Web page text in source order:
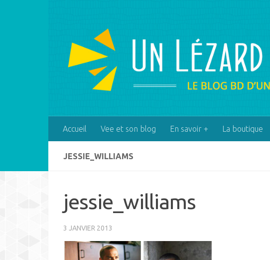
Accueil Vee et son blog En savoir + La boutique
JESSIE_WILLIAMS
jessie_williams
3 JANVIER 2013